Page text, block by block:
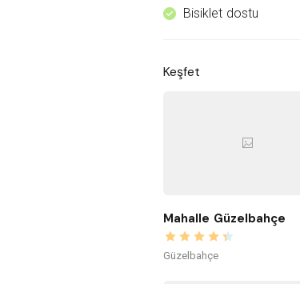
^ Bisiklet dostu
Keşfet
Mahalle Güzelbahçe
Güzelbahçe